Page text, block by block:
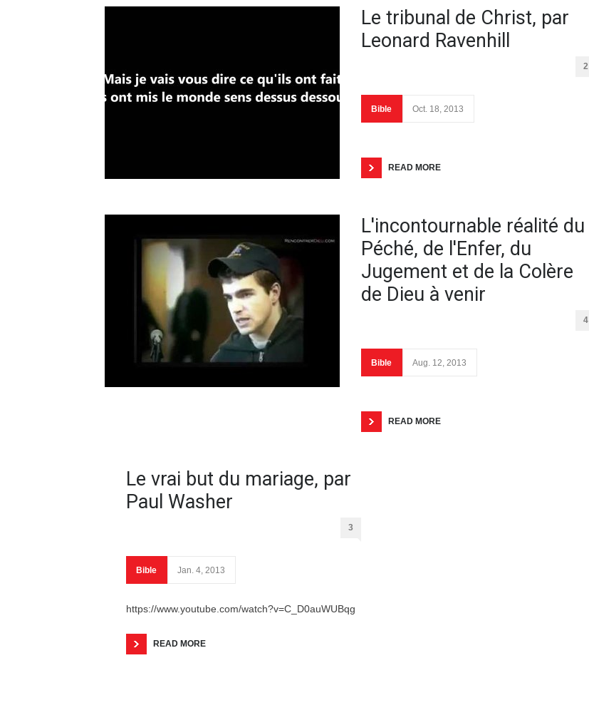
Le tribunal de Christ, par
Leonard Ravenhill
2
Bible Oct. 18, 2013
READ MORE
L'incontournable réalité du
Péché, de l'Enfer, du
Jugement et de la Colère
de Dieu à venir
4
Bible Aug. 12, 2013
READ MORE
Le vrai but du mariage, par
Paul Washer
3
Bible Jan. 4, 2013
https://www.youtube.com/watch?v=C_D0auWUBqg
READ MORE